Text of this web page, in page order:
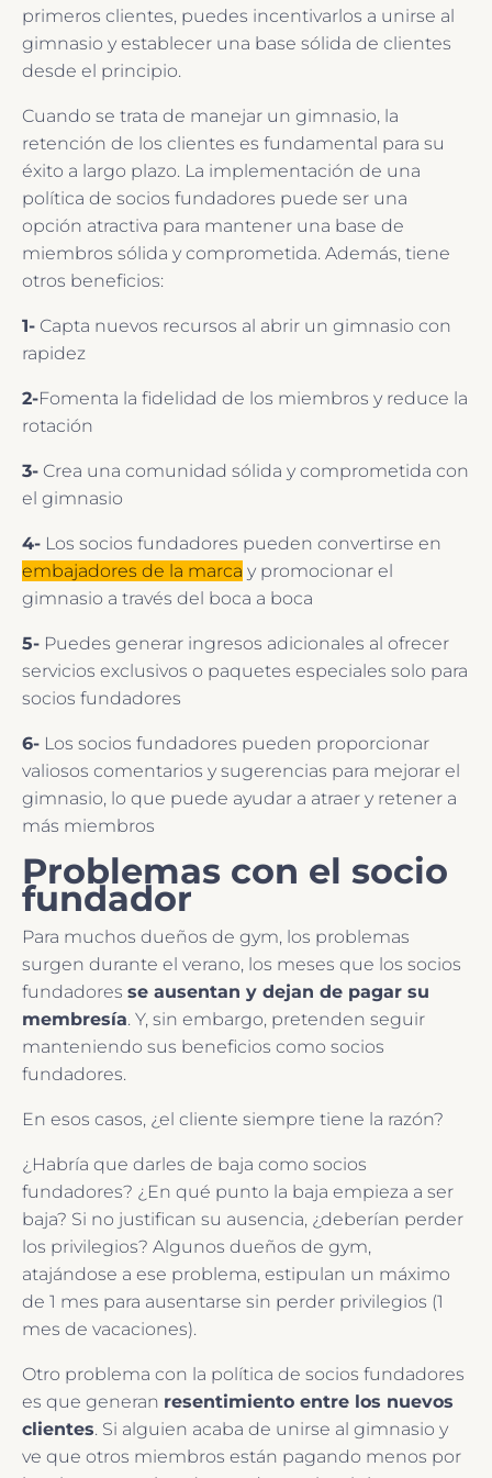
primeros clientes, puedes incentivarlos a unirse al
gimnasio y establecer una base sólida de clientes
desde el principio.
Cuando se trata de manejar un gimnasio, la
retención de los clientes es fundamental para su
éxito a largo plazo. La implementación de una
política de socios fundadores puede ser una
opción atractiva para mantener una base de
miembros sólida y comprometida. Además, tiene
otros beneficios:
1- Capta nuevos recursos al abrir un gimnasio con
rapidez
2-Fomenta la fidelidad de los miembros y reduce la
rotación
3- Crea una comunidad sólida y comprometida con
el gimnasio
4- Los socios fundadores pueden convertirse en
embajadores de la marca y promocionar el
gimnasio a través del boca a boca
5- Puedes generar ingresos adicionales al ofrecer
servicios exclusivos o paquetes especiales solo para
socios fundadores
6- Los socios fundadores pueden proporcionar
valiosos comentarios y sugerencias para mejorar el
gimnasio, lo que puede ayudar a atraer y retener a
más miembros
Problemas con el socio
fundador
Para muchos dueños de gym, los problemas
surgen durante el verano, los meses que los socios
fundadores se ausentan y dejan de pagar su
membresía. Y, sin embargo, pretenden seguir
manteniendo sus beneficios como socios
fundadores.
En esos casos, ¿el cliente siempre tiene la razón?
¿Habría que darles de baja como socios
fundadores? ¿En qué punto la baja empieza a ser
baja? Si no justifican su ausencia, ¿deberían perder
los privilegios? Algunos dueños de gym,
atajándose a ese problema, estipulan un máximo
de 1 mes para ausentarse sin perder privilegios (1
mes de vacaciones).
Otro problema con la política de socios fundadores
es que generan resentimiento entre los nuevos
clientes. Si alguien acaba de unirse al gimnasio y
ve que otros miembros están pagando menos por